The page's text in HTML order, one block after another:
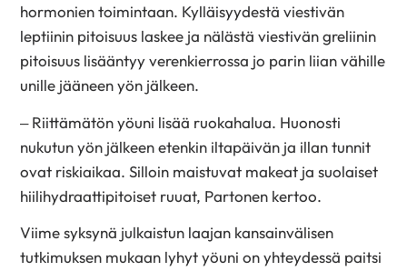
hormonien toimintaan. Kylläisyydestä viestivän
leptiinin pitoisuus laskee ja nälästä viestivän greliinin
pitoisuus lisääntyy verenkierrossa jo parin liian vähille
unille jääneen yön jälkeen.
– Riittämätön yöuni lisää ruokahalua. Huonosti
nukutun yön jälkeen etenkin iltapäivän ja illan tunnit
ovat riskiaikaa. Silloin maistuvat makeat ja suolaiset
hiilihydraattipitoiset ruuat, Partonen kertoo.
Viime syksynä julkaistun laajan kansainvälisen
tutkimuksen mukaan lyhyt yöuni on yhteydessä paitsi